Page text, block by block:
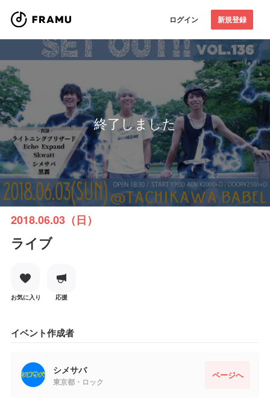
ログイン 新規登録
終了しました
2018.06.03（日）
ライブ
お気に入り 応援
イベント作成者
シメサバ
東京都・ロック
ページへ